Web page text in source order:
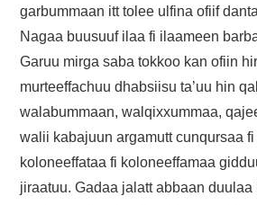
garbummaan itt tolee ulfina ofiif
Nagaa buusuuf ilaa fi ilaameen
Garuu mirga saba tokkoo kan ofiin
murteeffachuu dhabsiisu ta’uu hin
walabummaan, walqixxummaa,
walii kabajuun argamutt cunqursaa
koloneeffataa fi koloneeffamaa
jiraatuu. Gadaa jalatt abbaan